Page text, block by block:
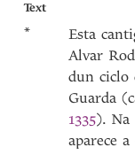
Text
*
Esta
Alvar
dun ciclo
Guarda
1335). Na
aparece